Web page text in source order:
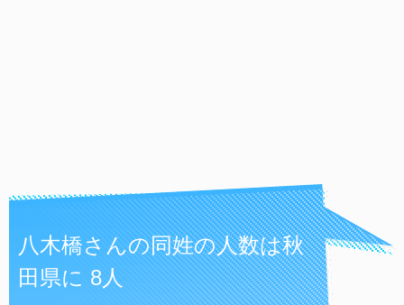
八木橋さんの同姓の人数は秋
田県に 8人